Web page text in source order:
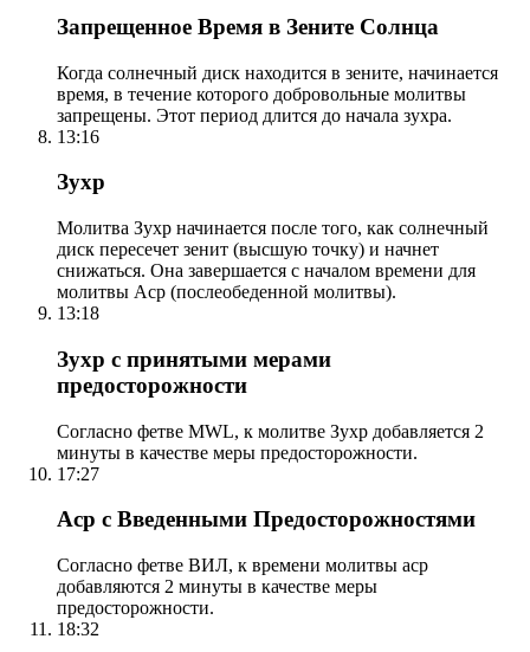
Запрещенное Время в Зените Солнца
Когда солнечный диск находится в зените, начинается
время, в течение которого добровольные молитвы
запрещены. Этот период длится до начала зухра.
13:16
Зухр
Молитва Зухр начинается после того, как солнечный
диск пересечет зенит (высшую точку) и начнет
снижаться. Она завершается с началом времени для
молитвы Аср (послеобеденной молитвы).
13:18
Зухр с принятыми мерами
предосторожности
Согласно фетве MWL, к молитве Зухр добавляется 2
минуты в качестве меры предосторожности.
17:27
Аср с Введенными Предосторожностями
Согласно фетве ВИЛ, к времени молитвы аср
добавляются 2 минуты в качестве меры
предосторожности.
18:32